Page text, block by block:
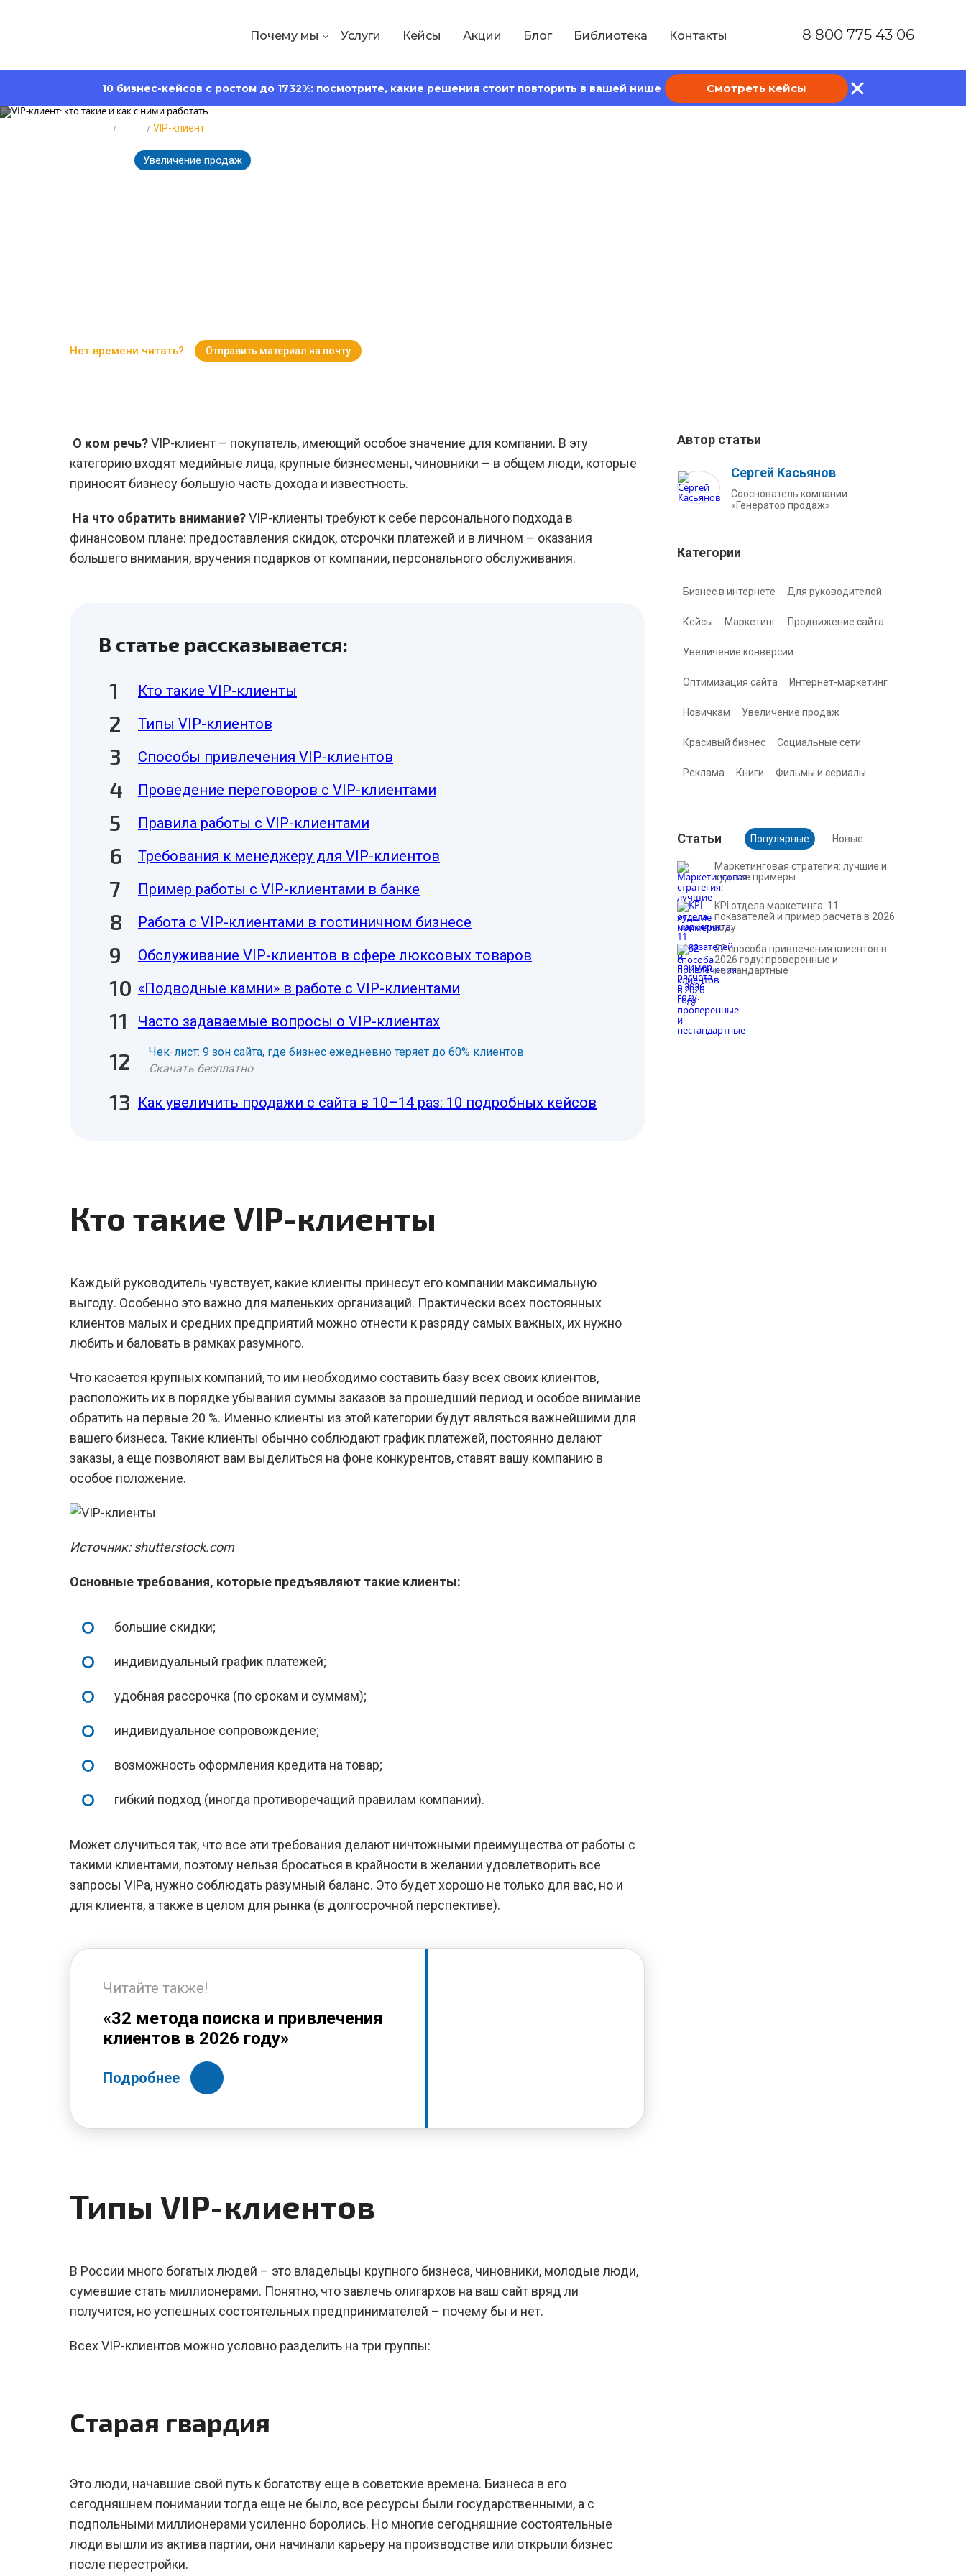
Почему мы Услуги Кейсы Акции Блог Библиотека Контакты 8 800 775 43 06
10 бизнес-кейсов с ростом до 1732%: посмотрите, какие решения стоит повторить в вашей нише Смотреть кейсы
VIP-клиент
Увеличение продаж
Нет времени читать? Отправить материал на почту
О ком речь?VIP-клиент – покупатель, имеющий особое значение для компании. В эту
категорию входят медийные лица, крупные бизнесмены, чиновники – в общем люди, которые
приносят бизнесу большую часть дохода и известность.
На что обратить внимание?VIP-клиенты требуют к себе персонального подхода в
финансовом плане: предоставления скидок, отсрочки платежей и в личном – оказания
большего внимания, вручения подарков от компании, персонального обслуживания.
В статье рассказывается:
Кто такие VIP-клиенты
Типы VIP-клиентов
Способы привлечения VIP-клиентов
Проведение переговоров с VIP-клиентами
Правила работы с VIP-клиентами
Требования к менеджеру для VIP-клиентов
Пример работы с VIP-клиентами в банке
Работа с VIP-клиентами в гостиничном бизнесе
Обслуживание VIP-клиентов в сфере люксовых товаров
«Подводные камни» в работе с VIP-клиентами
Часто задаваемые вопросы о VIP-клиентах
Чек-лист: 9 зон сайта, где бизнес ежедневно теряет до 60% клиентов
Скачать бесплатно
Как увеличить продажи с сайта в 10–14 раз: 10 подробных кейсов
Кто такие VIP-клиенты
Каждый руководитель чувствует, какие клиенты принесут его компании максимальную
выгоду. Особенно это важно для маленьких организаций. Практически всех постоянных
клиентов малых и средних предприятий можно отнести к разряду самых важных, их нужно
любить и баловать в рамках разумного.
Что касается крупных компаний, то им необходимо составить базу всех своих клиентов,
расположить их в порядке убывания суммы заказов за прошедший период и особое внимание
обратить на первые 20 %. Именно клиенты из этой категории будут являться важнейшими для
вашего бизнеса. Такие клиенты обычно соблюдают график платежей, постоянно делают
заказы, а еще позволяют вам выделиться на фоне конкурентов, ставят вашу компанию в
особое положение.
Источник: shutterstock.com
Основные требования, которые предъявляют такие клиенты:
большие скидки;
индивидуальный график платежей;
удобная рассрочка (по срокам и суммам);
индивидуальное сопровождение;
возможность оформления кредита на товар;
гибкий подход (иногда противоречащий правилам компании).
Может случиться так, что все эти требования делают ничтожными преимущества от работы с
такими клиентами, поэтому нельзя бросаться в крайности в желании удовлетворить все
запросы VIPa, нужно соблюдать разумный баланс. Это будет хорошо не только для вас, но и
для клиента, а также в целом для рынка (в долгосрочной перспективе).
Читайте также!
«32 метода поиска и привлечения
клиентов в 2026 году»
Подробнее
Типы VIP-клиентов
В России много богатых людей – это владельцы крупного бизнеса, чиновники, молодые люди,
сумевшие стать миллионерами. Понятно, что завлечь олигархов на ваш сайт вряд ли
получится, но успешных состоятельных предпринимателей – почему бы и нет.
Всех VIP-клиентов можно условно разделить на три группы:
Старая гвардия
Это люди, начавшие свой путь к богатству еще в советские времена. Бизнеса в его
сегодняшнем понимании тогда еще не было, все ресурсы были государственными, а с
подпольными миллионерами усиленно боролись. Но многие сегодняшние состоятельные
люди вышли из актива партии, они начинали карьеру на производстве или открыли бизнес
после перестройки.
Автор статьи
Сергей Касьянов
Сооснователь компании
«Генератор продаж»
Категории
Бизнес в интернете Для руководителей
Кейсы Маркетинг Продвижение сайта
Увеличение конверсии
Оптимизация сайта Интернет-маркетинг
Новичкам Увеличение продаж
Красивый бизнес Социальные сети
Реклама Книги Фильмы и сериалы
Cтатьи Популярные Новые
Маркетинговая стратегия: лучшие и
худшие примеры
KPI отдела маркетинга: 11
показателей и пример расчета в 2026
году
32 способа привлечения клиентов в
2026 году: проверенные и
нестандартные